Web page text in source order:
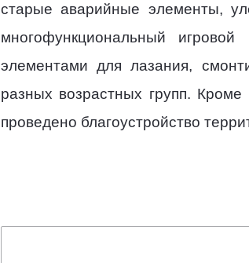
старые аварийные элементы,
многофункциональный
элементами для лазания,
разных возрастных групп.
проведено благоустройство